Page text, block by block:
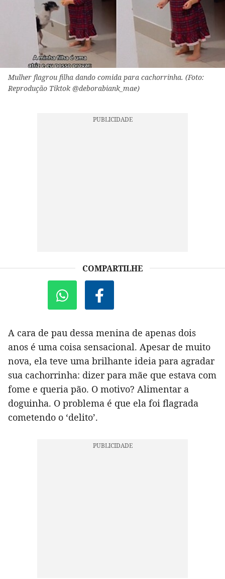
Mulher flagrou filha dando comida para cachorrinha. (Foto:
Reprodução Tiktok @deborabiank_mae)
COMPARTILHE
A cara de pau dessa menina de apenas dois
anos é uma coisa sensacional. Apesar de muito
nova, ela teve uma brilhante ideia para agradar
sua cachorrinha: dizer para mãe que estava com
fome e queria pão. O motivo? Alimentar a
doguinha. O problema é que ela foi flagrada
cometendo o ‘delito’.